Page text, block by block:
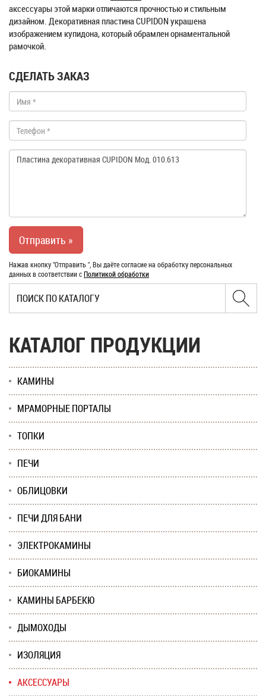
аксессуары этой марки отличаются прочностью и стильным
дизайном. Декоративная пластина CUPIDON украшена
изображением купидона, который обрамлен орнаментальной
рамочкой.
СДЕЛАТЬ ЗАКАЗ
Нажав кнопку "Отправить ", Вы даёте согласие на обработку персональных
данных в соответствии сПолитикой обработки
КАТАЛОГ ПРОДУКЦИИ
КАМИНЫ
МРАМОРНЫЕ ПОРТАЛЫ
ТОПКИ
ПЕЧИ
ОБЛИЦОВКИ
ПЕЧИ ДЛЯ БАНИ
ЭЛЕКТРОКАМИНЫ
БИОКАМИНЫ
КАМИНЫ БАРБЕКЮ
ДЫМОХОДЫ
ИЗОЛЯЦИЯ
АКСЕССУАРЫ